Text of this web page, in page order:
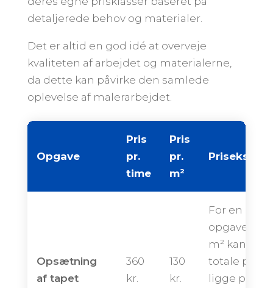
detaljerede behov og materialer.
Det er altid en god idé at overveje
kvaliteten af arbejdet og materialerne,
da dette kan påvirke den samlede
oplevelse af malerarbejdet.
Opgave
Pris
pr.
time
Pris
pr.
m²
Opsætning
af tapet
360
kr.
130
kr.
For en
opgave på
m² kan den
totale pris
ligge på